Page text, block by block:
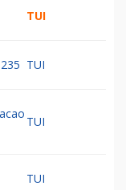
TUI
TUI
TUI
TUI